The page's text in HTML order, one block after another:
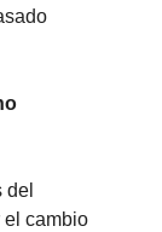
del
el cambio